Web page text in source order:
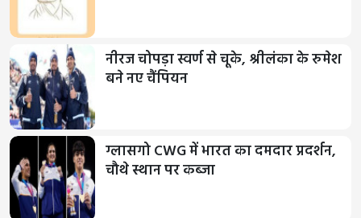
नीरज चोपड़ा स्वर्ण से चूके, श्रीलंका के रुमेश
बने नए चैंपियन
ग्लासगो CWG में भारत का दमदार प्रदर्शन,
चौथे स्थान पर कब्जा